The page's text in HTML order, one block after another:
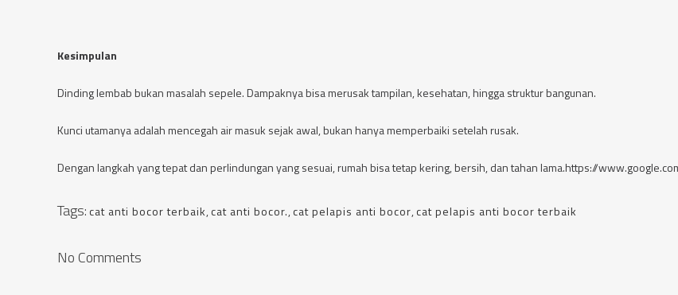
Kesimpulan
Dinding lembab bukan masalah sepele. Dampaknya bisa merusak tampilan, kesehatan, hingga struktur bangunan.
Kunci utamanya adalah mencegah air masuk sejak awal, bukan hanya memperbaiki setelah rusak.
Dengan langkah yang tepat dan perlindungan yang sesuai, rumah bisa tetap kering, bersih, dan tahan lama.https://
Tags: cat anti bocor terbaik,cat anti bocor.,cat pelapis anti bocor,cat pelapis anti bocor terbaik
No Comments